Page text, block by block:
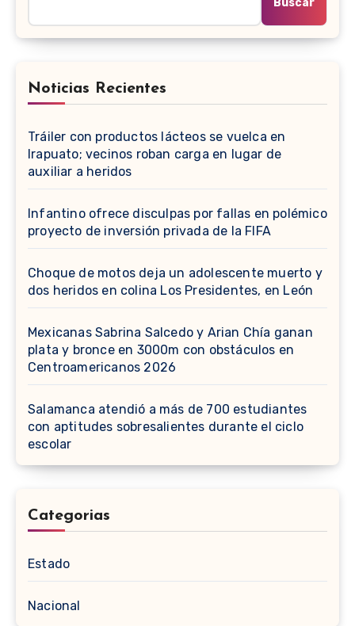
Buscar
Noticias Recientes
Tráiler con productos lácteos se vuelca en
Irapuato; vecinos roban carga en lugar de
auxiliar a heridos
Infantino ofrece disculpas por fallas en polémico
proyecto de inversión privada de la FIFA
Choque de motos deja un adolescente muerto y
dos heridos en colina Los Presidentes, en León
Mexicanas Sabrina Salcedo y Arian Chía ganan
plata y bronce en 3000m con obstáculos en
Centroamericanos 2026
Salamanca atendió a más de 700 estudiantes
con aptitudes sobresalientes durante el ciclo
escolar
Categorias
Estado
Nacional